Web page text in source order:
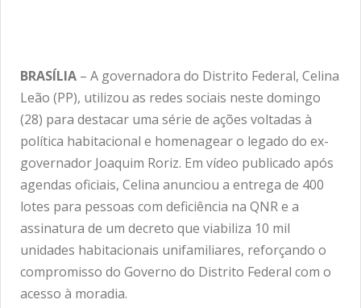
BRASÍLIA – A governadora do Distrito Federal, Celina
Leão (PP), utilizou as redes sociais neste domingo
(28) para destacar uma série de ações voltadas à
política habitacional e homenagear o legado do ex-
governador Joaquim Roriz. Em vídeo publicado após
agendas oficiais, Celina anunciou a entrega de 400
lotes para pessoas com deficiência na QNR e a
assinatura de um decreto que viabiliza 10 mil
unidades habitacionais unifamiliares, reforçando o
compromisso do Governo do Distrito Federal com o
acesso à moradia.